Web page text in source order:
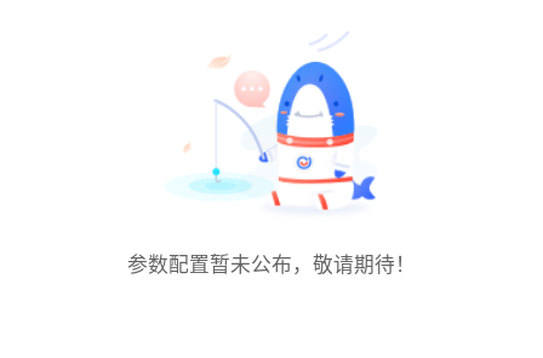
参数配置暂未公布，敬请期待！